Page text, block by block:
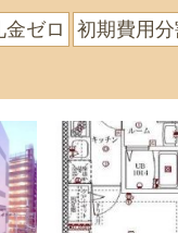
金ゼロ
初期費用